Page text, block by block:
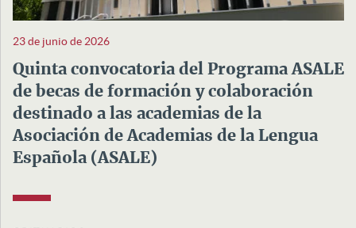
23 de junio de 2026
Quinta convocatoria del Programa ASALE
de becas de formación y colaboración
destinado a las academias de la
Asociación de Academias de la Lengua
Española (ASALE)